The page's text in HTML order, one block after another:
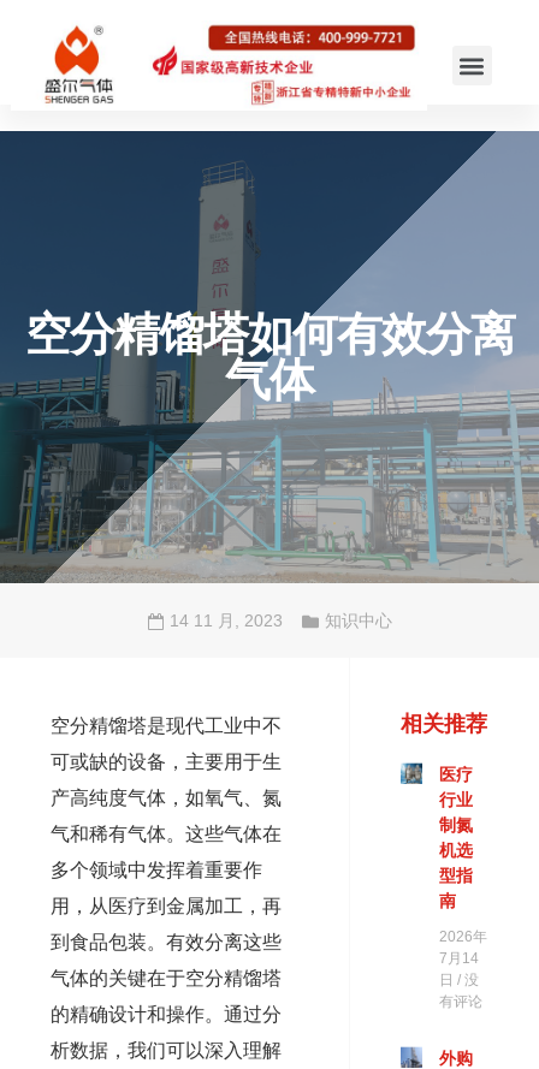
空分精馏塔如何有效分离
气体
14 11 月, 2023 知识中心
空分精馏塔是现代工业中不
可或缺的设备，主要用于生
产高纯度气体，如氧气、氮
气和稀有气体。这些气体在
多个领域中发挥着重要作
用，从医疗到金属加工，再
到食品包装。有效分离这些
气体的关键在于空分精馏塔
的精确设计和操作。通过分
析数据，我们可以深入理解
相关推荐
医疗
行业
制氮
机选
型指
南
2026年
7月14
日 没
有评论
外购